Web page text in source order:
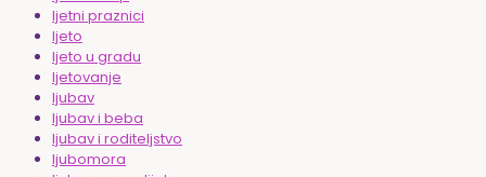
ljetni praznici
ljeto
ljeto u gradu
ljetovanje
ljubav
ljubav i beba
ljubav i roditeljstvo
ljubomora